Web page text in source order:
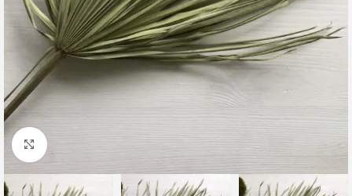
Клацніть, щоб збільшити